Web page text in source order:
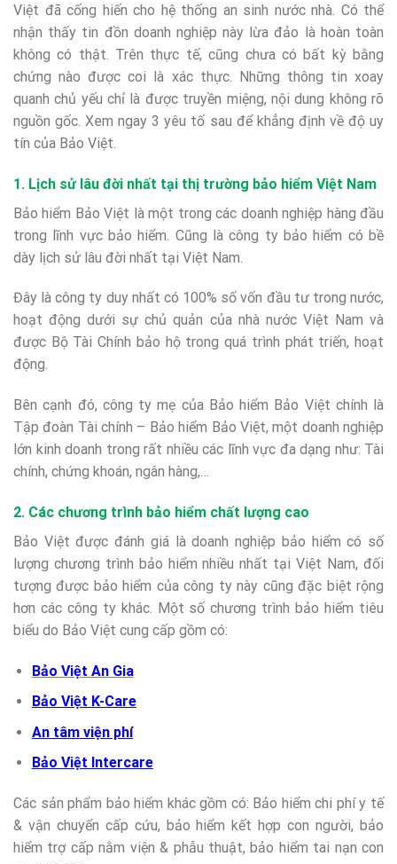
Việt đã cống hiến cho hệ thống an sinh nước nhà. Có thể
nhận thấy tin đồn doanh nghiệp này lừa đảo là hoàn toàn
không có thật. Trên thực tế, cũng chưa có bất kỳ bằng
chứng nào được coi là xác thực. Những thông tin xoay
quanh chủ yếu chỉ là được truyền miệng, nội dung không rõ
nguồn gốc. Xem ngay 3 yêu tố sau để khẳng định về độ uy
tín của Bảo Việt.
1. Lịch sử lâu đời nhất tại thị trường bảo hiểm Việt Nam
Bảo hiểm Bảo Việt là một trong các doanh nghiệp hàng đầu
trong lĩnh vực bảo hiểm. Cũng là công ty bảo hiểm có bề
dày lịch sử lâu đời nhất tại Việt Nam.
Đây là công ty duy nhất có 100% số vốn đầu tư trong nước,
hoạt động dưới sự chủ quản của nhà nước Việt Nam và
được Bộ Tài Chính bảo hộ trong quá trình phát triển, hoạt
động.
Bên cạnh đó, công ty mẹ của Bảo hiểm Bảo Việt chính là
Tập đoàn Tài chính – Bảo hiểm Bảo Việt, một doanh nghiệp
lớn kinh doanh trong rất nhiều các lĩnh vực đa dạng như: Tài
chính, chứng khoán, ngân hàng,…
2. Các chương trình bảo hiểm chất lượng cao
Bảo Việt được đánh giá là doanh nghiệp bảo hiểm có số
lượng chương trình bảo hiểm nhiều nhất tại Việt Nam, đối
tượng được bảo hiểm của công ty này cũng đặc biệt rộng
hơn các công ty khác. Một số chương trình bảo hiểm tiêu
biểu do Bảo Việt cung cấp gồm có:
Bảo Việt An Gia
Bảo Việt K-Care
An tâm viện phí
Bảo Việt Intercare
Các sản phẩm bảo hiểm khác gồm có: Bảo hiểm chi phí y tế
& vận chuyển cấp cứu, bảo hiểm kết hợp con người, bảo
hiểm trợ cấp nằm viện & phẫu thuật, bảo hiểm tai nạn con